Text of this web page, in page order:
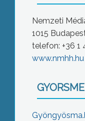
Nemzeti
1015
telefon: +36 1
www.nmhh.hu